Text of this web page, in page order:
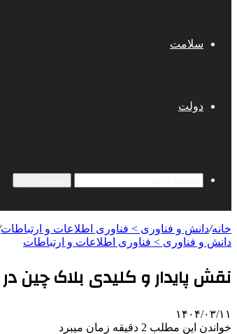
سلامت
دولت
خانه/دانش و فناوری > فناوری اطلاعات و ارتباطات
دانش و فناوری > فناوری اطلاعات و ارتباطات
نقش پایدار و کلیدی بلاک چین در
۱۴۰۴/۰۳/۱۱
خواندن این مطلب 2 دقیقه زمان میبرد